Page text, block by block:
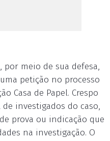
por meio de sua defesa,
petição no processo
Casa de Papel. Crespo
investigados do caso,
prova ou indicação que
na investigação. O